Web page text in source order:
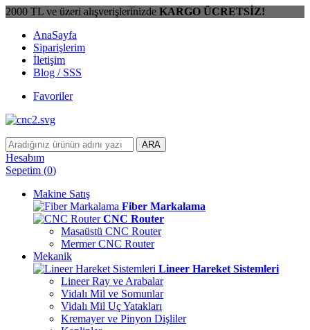
2000 TL ve üzeri alışverişlerinizde KARGO ÜCRETSİZ!
AnaSayfa
Siparişlerim
İletişim
Blog / SSS
Favoriler
ARA
Hesabım
Sepetim (0)
Makine Satış
Fiber Markalama
CNC Router
Masaüstü CNC Router
Mermer CNC Router
Mekanik
Lineer Hareket Sistemleri
Lineer Ray ve Arabalar
Vidalı Mil ve Somunlar
Vidalı Mil Uç Yatakları
Kremayer ve Pinyon Dişliler